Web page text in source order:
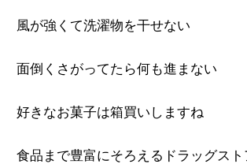
風が強くて洗濯物を干せない
面倒くさがってたら何も進まない
好きなお菓子は箱買いしますね
食品まで豊富にそろえるドラッグスト